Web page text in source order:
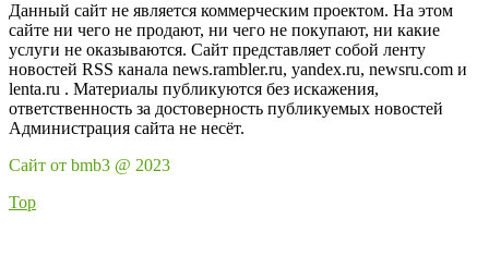
Данный сайт не является коммерческим проектом. На этом
сайте ни чего не продают, ни чего не покупают, ни какие
услуги не оказываются. Сайт представляет собой ленту
новостей RSS канала news.rambler.ru, yandex.ru, newsru.com и
lenta.ru . Материалы публикуются без искажения,
ответственность за достоверность публикуемых новостей
Администрация сайта не несёт.
Сайт от bmb3 @ 2023
Top